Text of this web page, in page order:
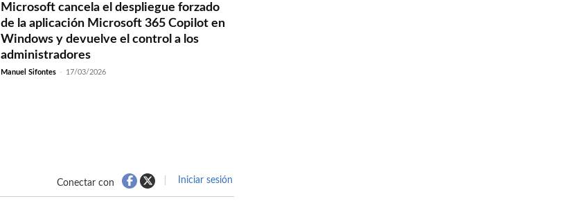
Microsoft cancela el despliegue forzado
de la aplicación Microsoft 365 Copilot en
Windows y devuelve el control a los
administradores
Manuel Sifontes - 17/03/2026
Conectar con Iniciar sesión